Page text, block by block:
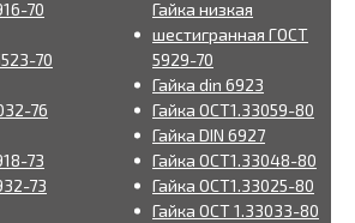
70
70
76
73
73
Гайка низкая
шестигранная ГОСТ
5929-70
Гайка din 6923
Гайка ОСТ1.33059-80
Гайка DIN 6927
Гайка ОСТ1.33048-80
Гайка ОСТ1.33025-80
Гайка ОСТ 1.33033-80